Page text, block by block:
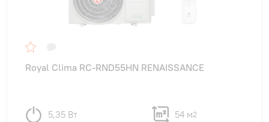
Royal Clima RC-RND55HN RENAISSANCE
5,35 Вт 54 м2